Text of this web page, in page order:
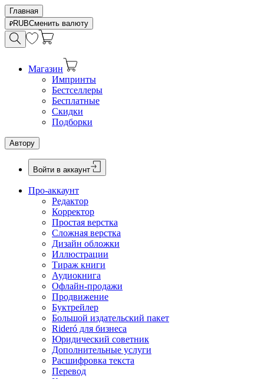
Главная
RUBСменить валюту
Магазин
Импринты
Бестселлеры
Бесплатные
Скидки
Подборки
Автору
Войти в аккаунт
Про-аккаунт
Редактор
Корректор
Простая верстка
Сложная верстка
Дизайн обложки
Иллюстрации
Тираж книги
Аудиокнига
Офлайн-продажи
Продвижение
Буктрейлер
Большой издательский пакет
Rideró для бизнеса
Юридический советник
Дополнительные услуги
Расшифровка текста
Перевод